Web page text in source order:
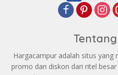
Hargacampur adalah situs
promo dan diskon dari ritel